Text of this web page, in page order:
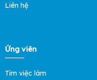
Liên hệ
Ứng viên
Tìm việc làm